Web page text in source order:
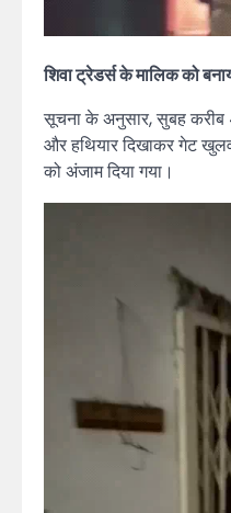
शिवा ट्रेडर्स के मालिक को
सूचना के अनुसार, सुबह करीब
और हथियार दिखाकर गेट
को अंजाम दिया गया।